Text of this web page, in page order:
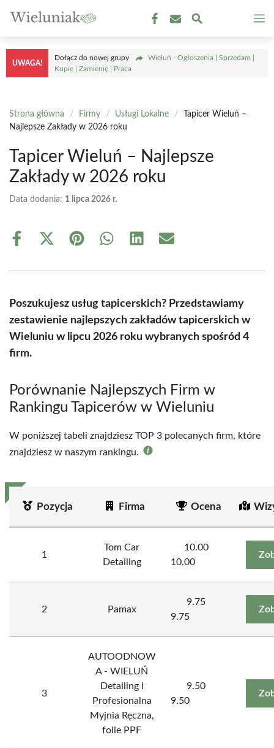
treści
UWAGA!
Dołącz do nowej grupy
Wieluń - Ogłoszenia | Sprzedam |
Kupię | Zamienię | Praca
Strona główna / Firmy / Usługi Lokalne /
Tapicer Wieluń –
Najlepsze Zakłady w 2026 roku
Tapicer Wieluń – Najlepsze
Zakłady w 2026 roku
Data dodania: 1 lipca 2026 r.
Share
Share
(Twitter)
Share Share Share Share
Poszukujesz usług tapicerskich? Przedstawiamy
zestawienie najlepszych zakładów tapicerskich w
Wieluniu w lipcu 2026 roku wybranych spośród 4
firm.
Porównanie Najlepszych Firm w
Rankingu Tapicerów w Wieluniu
W poniższej tabeli znajdziesz TOP 3 polecanych firm, które
znajdziesz w naszym rankingu.
Pozycja Firma Ocena
1
Tom Car
Detailing
10.00
10.00
2 Pamax
9.75
9.75
3
AUTOODNOW
A - WIELUŃ
Detailing i
Profesionalna
Myjnia Ręczna,
folie PPF
9.50
9.50